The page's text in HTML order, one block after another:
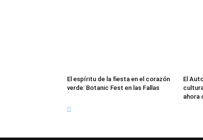
El espíritu de la fiesta en el corazón
verde: Botanic Fest en las Fallas
El
ahora